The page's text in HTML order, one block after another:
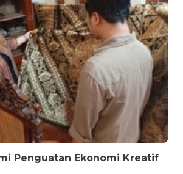
Penguatan Ekonomi Kreatif